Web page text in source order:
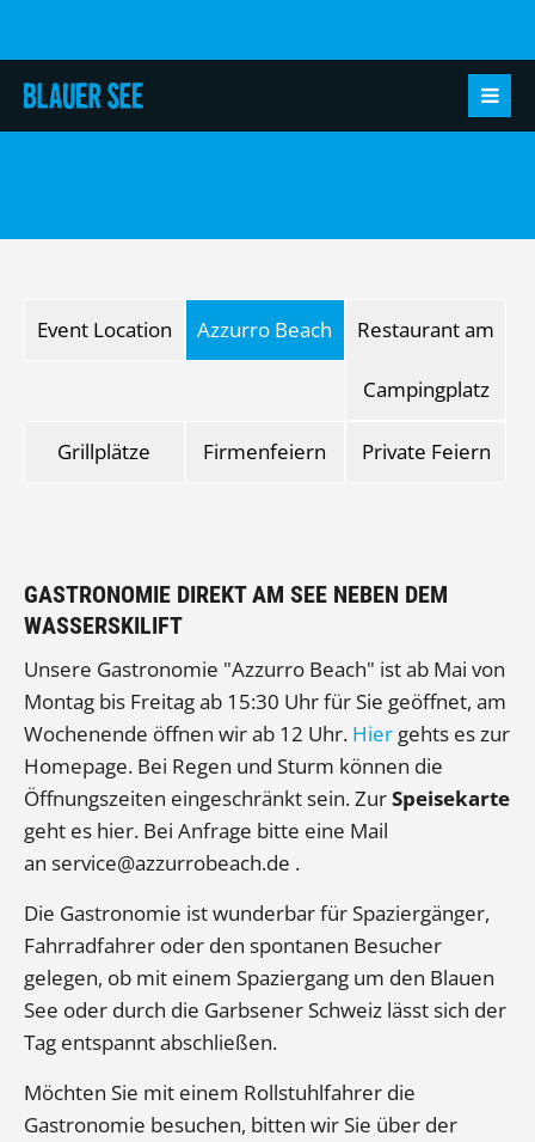
Event Location Azzurro Beach Restaurant am
Campingplatz
Grillplätze Firmenfeiern Private Feiern
GASTRONOMIE DIREKT AM SEE NEBEN DEM
WASSERSKILIFT
Unsere Gastronomie "Azzurro Beach" ist ab Mai von
Montag bis Freitag ab 15:30 Uhr für Sie geöffnet, am
Wochenende öffnen wir ab 12 Uhr. Hier gehts es zur
Homepage. Bei Regen und Sturm können die
Öffnungszeiten eingeschränkt sein. ZurSpeisekarte
geht es hier. Bei Anfrage bitte eine Mail
an service@azzurrobeach.de .
Die Gastronomie ist wunderbar für Spaziergänger,
Fahrradfahrer oder den spontanen Besucher
gelegen, ob mit einem Spaziergang um den Blauen
See oder durch die Garbsener Schweiz lässt sich der
Tag entspannt abschließen.
Möchten Sie mit einem Rollstuhlfahrer die
Gastronomie besuchen, bitten wir Sie über der